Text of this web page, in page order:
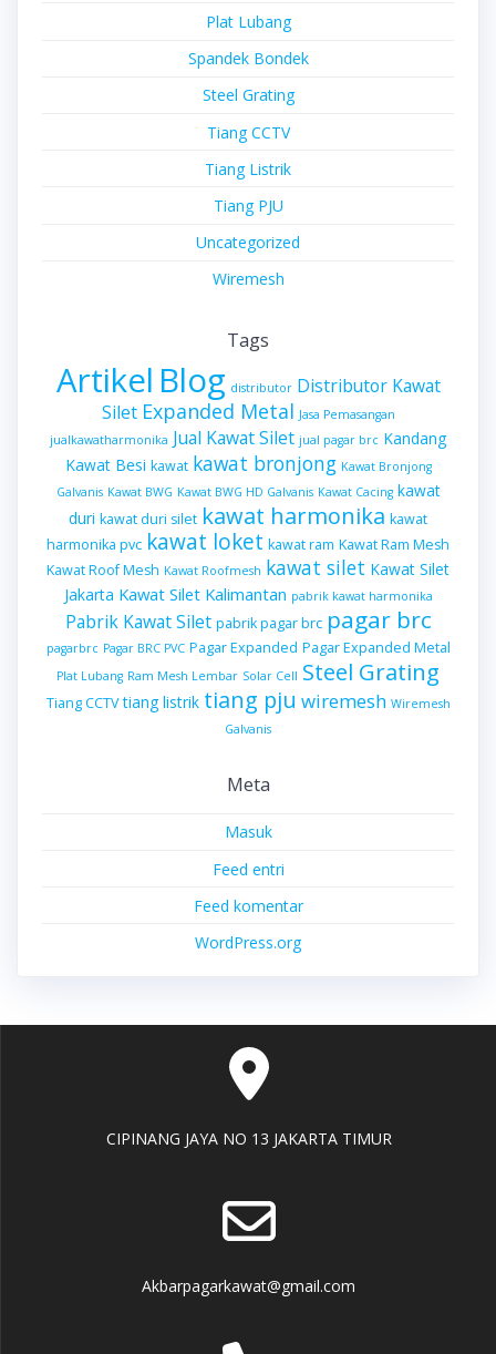
Plat Lubang
Spandek Bondek
Steel Grating
Tiang CCTV
Tiang Listrik
Tiang PJU
Uncategorized
Wiremesh
Tags
Artikel Blog distributor Distributor Kawat
Silet Expanded Metal Jasa Pemasangan
jualkawatharmonika Jual Kawat Silet jual pagar brc Kandang
Kawat Besi kawat kawat bronjong Kawat Bronjong
Galvanis Kawat BWG Kawat BWG HD Galvanis Kawat Cacing kawat
duri kawat duri silet kawat harmonika kawat
harmonika pvc kawat loket kawat ram Kawat Ram Mesh
Kawat Roof Mesh Kawat Roofmesh kawat silet Kawat Silet
Jakarta Kawat Silet Kalimantan pabrik kawat harmonika
Pabrik Kawat Silet pabrik pagar brc pagar brc
pagarbrc Pagar BRC PVC Pagar Expanded Pagar Expanded Metal
Plat Lubang Ram Mesh Lembar Solar Cell Steel Grating
Tiang CCTV tiang listrik tiang pju wiremesh Wiremesh
Galvanis
Meta
Masuk
Feed entri
Feed komentar
WordPress.org
CIPINANG JAYA NO 13 JAKARTA TIMUR
Akbarpagarkawat@gmail.com